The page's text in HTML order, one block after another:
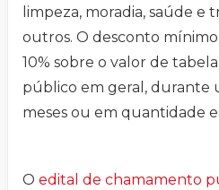
limpeza, moradia, saúde e
outros. O desconto
10% sobre o valor de
público em geral, durante
meses ou em quantidade
O edital de chamamento